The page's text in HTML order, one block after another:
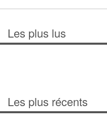
Les plus lus
Les plus récents